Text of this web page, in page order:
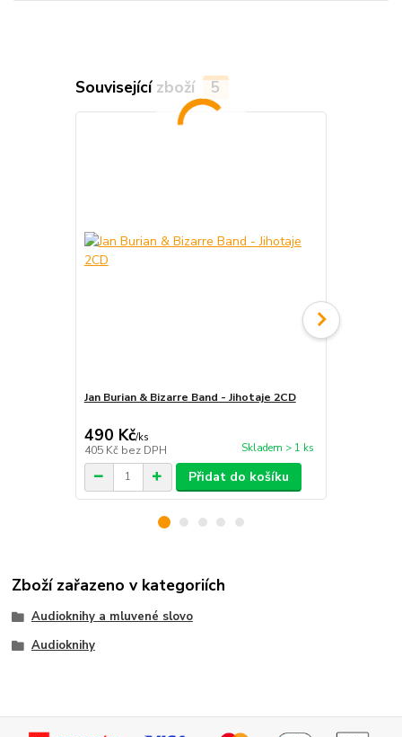
Související zboží 5
Jan Burian & Bizarre Band - Jihotaje 2CD
490 Kč/ks
405 Kč bez DPH Skladem > 1 ks
Přidat do košíku
Zboží zařazeno v kategoriích
Audioknihy a mluvené slovo
Audioknihy